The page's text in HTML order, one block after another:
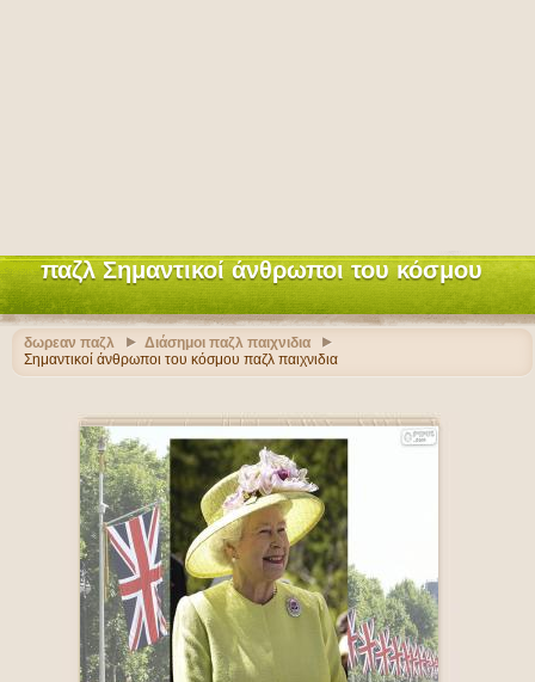
παζλ Σημαντικοί άνθρωποι του κόσμου
δωρεαν παζλ
Διάσημοι παζλ παιχνιδια
Σημαντικοί άνθρωποι του κόσμου παζλ παιχνιδια